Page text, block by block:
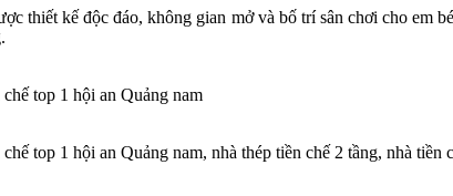
thiết kế độc đáo, không gian mở và bố trí sân chơi cho
top 1 hội an Quảng nam
top 1 hội an Quảng nam, nhà thép tiền chế 2 tầng, nhà tiền